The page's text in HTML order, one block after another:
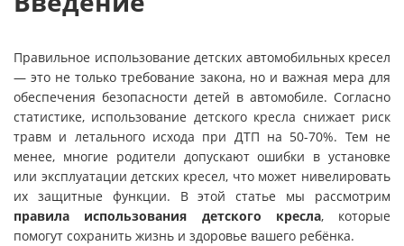
Правильное использование детских автомобильных кресел
— это не только требование закона, но и важная мера для
обеспечения безопасности детей в автомобиле. Согласно
статистике, использование детского кресла снижает риск
травм и летального исхода при ДТП на 50-70%. Тем не
менее, многие родители допускают ошибки в установке
или эксплуатации детских кресел, что может нивелировать
их защитные функции. В этой статье мы рассмотрим
правила использования детского кресла, которые
помогут сохранить жизнь и здоровье вашего ребёнка.